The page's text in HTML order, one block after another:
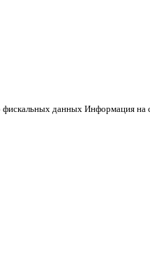
данных Информация